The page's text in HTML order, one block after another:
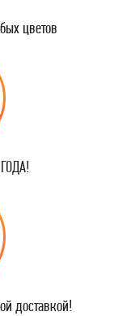
цветов
доставкой!